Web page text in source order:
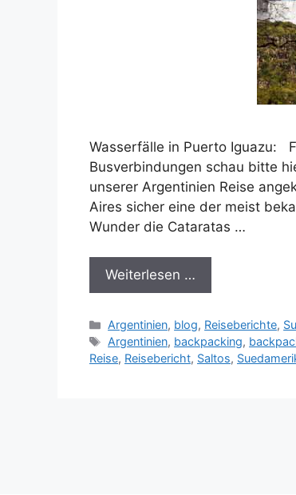
Wasserfälle in Puerto Iguazu:
Busverbindungen schau bitte
unserer Argentinien Reise
Aires sicher eine der meist
Wunder die Cataratas …
Weiterlesen …
Kategorien
Argentinien, blog, Reiseberichte,
Schlagwörter
Argentinien, backpacking,
Reise, Reisebericht, Saltos,